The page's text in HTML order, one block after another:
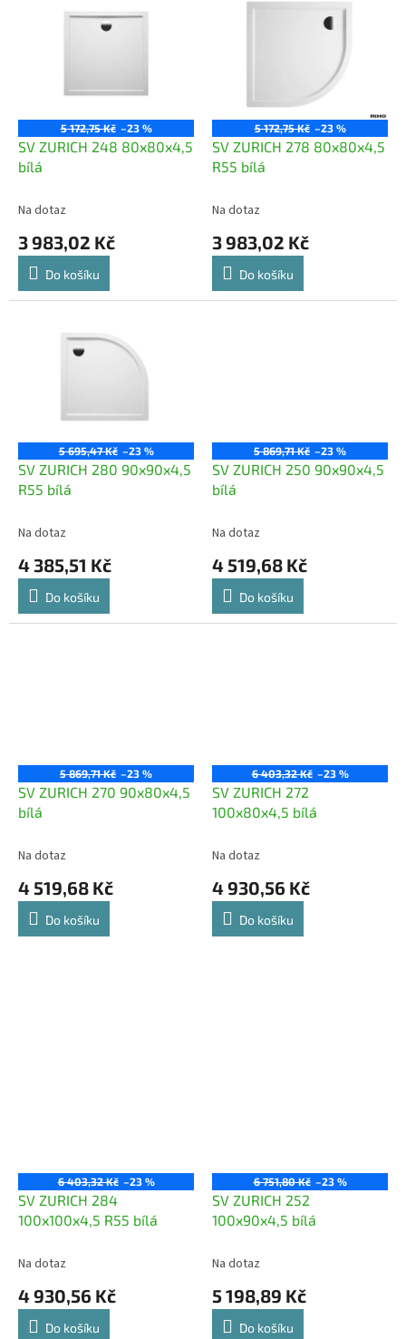
5 172,75 Kč –23 %
SV ZURICH 248 80x80x4,5
bílá
Na dotaz
3 983,02 Kč
Do košíku
5 172,75 Kč –23 %
SV ZURICH 278 80x80x4,5
R55 bílá
Na dotaz
3 983,02 Kč
Do košíku
5 695,47 Kč –23 %
SV ZURICH 280 90x90x4,5
R55 bílá
Na dotaz
4 385,51 Kč
Do košíku
5 869,71 Kč –23 %
SV ZURICH 250 90x90x4,5
bílá
Na dotaz
4 519,68 Kč
Do košíku
5 869,71 Kč –23 %
SV ZURICH 270 90x80x4,5
bílá
Na dotaz
4 519,68 Kč
Do košíku
6 403,32 Kč –23 %
SV ZURICH 272
100x80x4,5 bílá
Na dotaz
4 930,56 Kč
Do košíku
6 403,32 Kč –23 %
SV ZURICH 284
100x100x4,5 R55 bílá
Na dotaz
4 930,56 Kč
Do košíku
6 751,80 Kč –23 %
SV ZURICH 252
100x90x4,5 bílá
Na dotaz
5 198,89 Kč
Do košíku